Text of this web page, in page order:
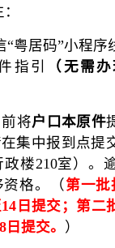
：
“粤居码”小程序
指引
（无需
将户口本原件
在集中报到点提
政楼210室）。
格。
（第一批
日提交；第二
提交。 ）